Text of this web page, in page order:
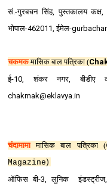
सं.-गुरबचन सिंह, पुस्‍तकालय कक्ष,
भोपाल-462011, ईमेल-
चकमकमासिक बाल पत्रिका (
ई-10, शंकर नगर, बीडीए
chakmak@eklavya.in
चंदामामा मासिक बाल पत्रिका (
Magazine)
ऑफिस बी-3, लुनिक इंडस्‍ट्रीज,